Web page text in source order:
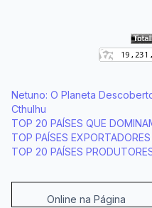
Netuno: O Planeta
Cthulhu
TOP 20 PAÍSES QUE
TOP PAÍSES
TOP 20 PAÍSES
Online na Página